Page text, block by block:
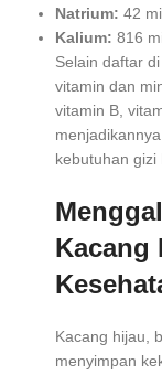
Natrium: 42
Kalium: 816
Selain daftar
vitamin dan
vitamin B,
kebutuhan gizi
Kacang
Kacang hijau,
menyimpan